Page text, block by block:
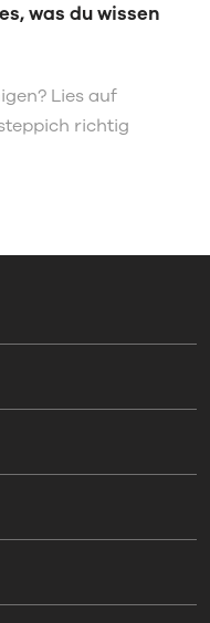
was du wissen
Lies auf
richtig